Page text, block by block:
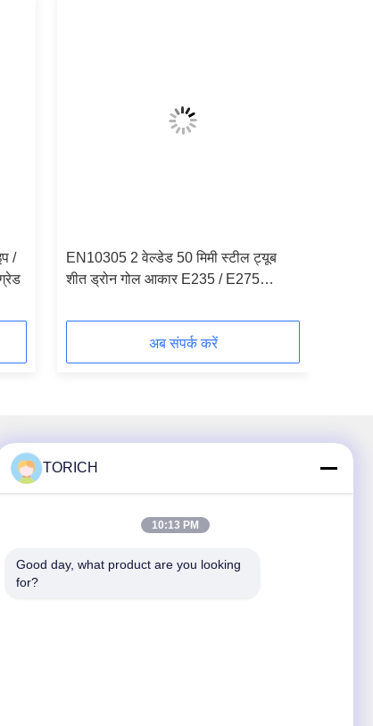
/
EN10305 2 वेल्डेड 50 मिमी स्टील ट्यूब
शीत ड्रोन गोल आकार E235 / E275
अब संपर्क करें
पत्र
के लिए हमारे न्यूज़लेटर की सदस्यता लें।
TORICH
10:13 PM
Good day, what product are you looking
for?